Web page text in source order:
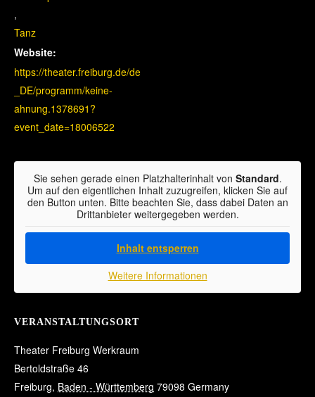
,
Tanz
Website:
https://theater.freiburg.de/de
_DE/programm/keine-
ahnung.1378691?
event_date=18006522
VERANSTALTUNGSORT
Theater Freiburg Werkraum
Bertoldstraße 46
Freiburg, Baden - Württemberg 79098 Germany
Sie sehen gerade einen Platzhalterinhalt von Standard.
Um auf den eigentlichen Inhalt zuzugreifen, klicken Sie auf
den Button unten. Bitte beachten Sie, dass dabei Daten an
Drittanbieter weitergegeben werden.
Inhalt entsperren
Weitere Informationen